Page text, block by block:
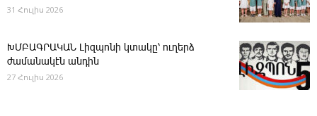
31 Հուլիս 2026
ԽՄԲԱԳՐԱԿԱՆ ­Լիզպոնի կտակը՝ ուղերձ
ժամանակէն անդին
27 Հուլիս 2026